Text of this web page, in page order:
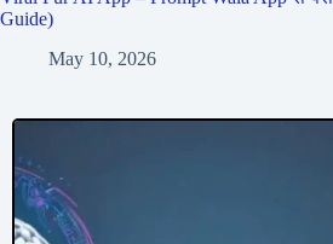
Guide)
May 10, 2026